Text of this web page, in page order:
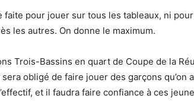
faite pour jouer sur tous les tableaux, ni
les autres. On donne le maximum.
Trois-Bassins en quart de Coupe de la
obligé de faire jouer des garçons qu’on
et il faudra faire confiance à ces